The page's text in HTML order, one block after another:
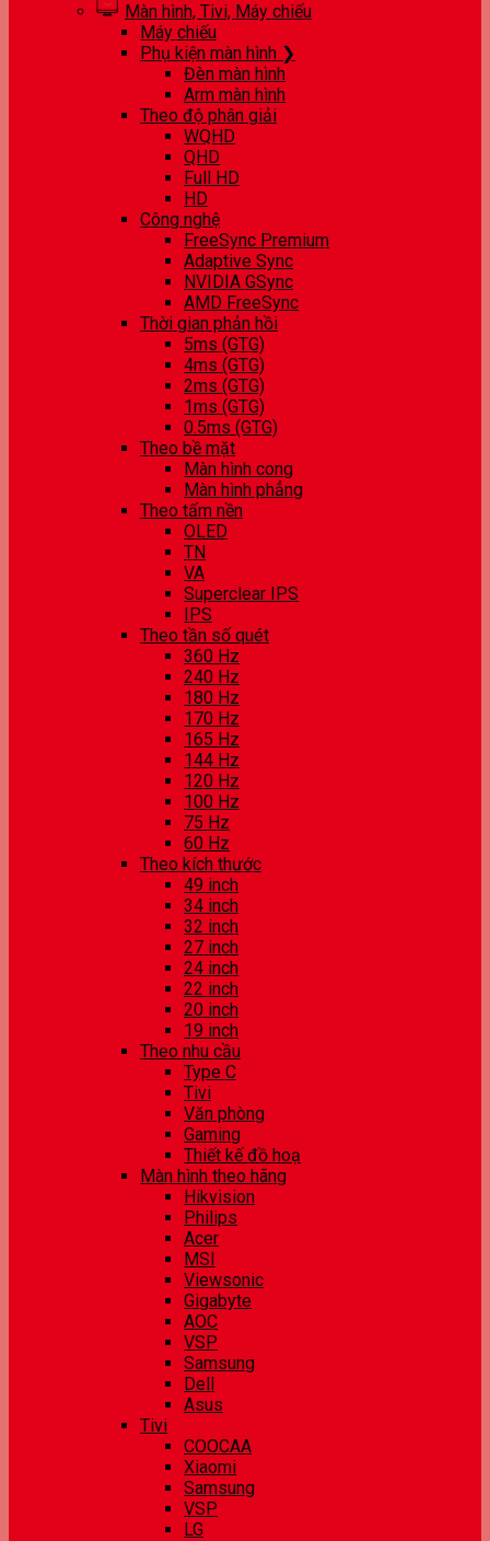
Màn hình, Tivi, Máy chiếu
Máy chiếu
Phụ kiện màn hình ❯
Đèn màn hình
Arm màn hình
Theo độ phân giải
WQHD
QHD
Full HD
HD
Công nghệ
FreeSync Premium
Adaptive Sync
NVIDIA GSync
AMD FreeSync
Thời gian phản hồi
5ms (GTG)
4ms (GTG)
2ms (GTG)
1ms (GTG)
0.5ms (GTG)
Theo bề mặt
Màn hình cong
Màn hình phẳng
Theo tấm nền
OLED
TN
VA
Superclear IPS
IPS
Theo tần số quét
360 Hz
240 Hz
180 Hz
170 Hz
165 Hz
144 Hz
120 Hz
100 Hz
75 Hz
60 Hz
Theo kích thước
49 inch
34 inch
32 inch
27 inch
24 inch
22 inch
20 inch
19 inch
Theo nhu cầu
Type C
Tivi
Văn phòng
Gaming
Thiết kế đồ hoạ
Màn hình theo hãng
Hikvision
Philips
Acer
MSI
Viewsonic
Gigabyte
AOC
VSP
Samsung
Dell
Asus
Tivi
COOCAA
Xiaomi
Samsung
VSP
LG